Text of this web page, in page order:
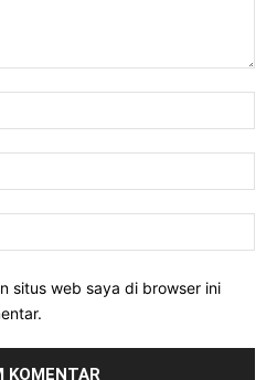
situs web saya di browser ini